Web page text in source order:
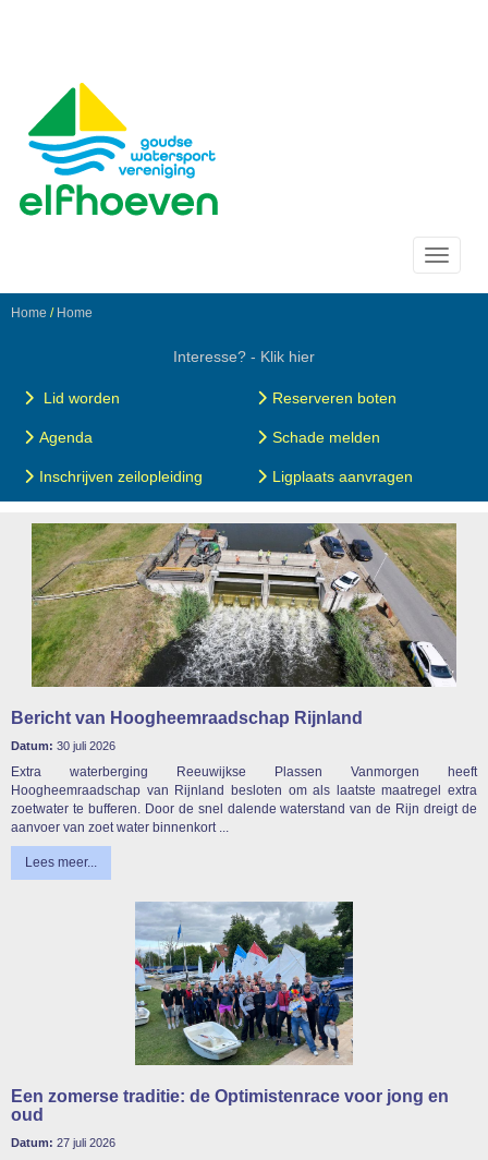
Toggle
Home / Home
Interesse? - Klik hier
Lid worden Reserveren boten
Agenda Schade melden
Inschrijven zeilopleiding Ligplaats aanvragen
Bericht van Hoogheemraadschap Rijnland
Datum: 30 juli 2026
Extra waterberging Reeuwijkse Plassen Vanmorgen heeft
Hoogheemraadschap van Rijnland besloten om als laatste maatregel extra
zoetwater te bufferen. Door de snel dalende waterstand van de Rijn dreigt de
aanvoer van zoet water binnenkort ...
Lees meer...
Een zomerse traditie: de Optimistenrace voor jong en
oud
Datum: 27 juli 2026